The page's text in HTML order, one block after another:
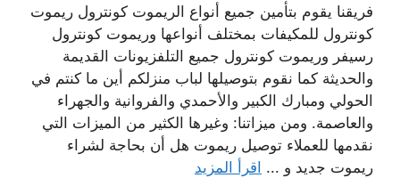
فريقنا يقوم بتأمين جميع أنواع الريموت كونترول ريموت
كونترول للمكيفات بمختلف أنواعها وريموت كونترول
رسيفر وريموت كونترول جميع التلفزيونات القديمة
والحديثة كما نقوم بتوصيلها لباب منزلكم أين ما كنتم في
الحولي ومبارك الكبير والأحمدي والفروانية والجهراء
والعاصمة. ومن ميزاتنا: وغيرها الكثير من الميزات التي
نقدمها للعملاء توصيل ريموت هل أن بحاجة لشراء
ريموت جديد و ... اقرأ المزيد